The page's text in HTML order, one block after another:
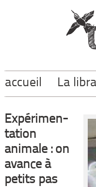
accueil La
Expérimen-
tation
animale : on
avance à
petits pas